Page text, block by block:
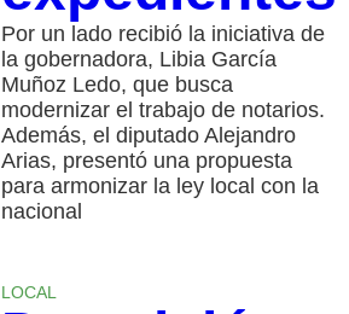
Por un lado recibió la iniciativa de
la gobernadora, Libia García
Muñoz Ledo, que busca
modernizar el trabajo de notarios.
Además, el diputado Alejandro
Arias, presentó una propuesta
para armonizar la ley local con la
nacional
LOCAL